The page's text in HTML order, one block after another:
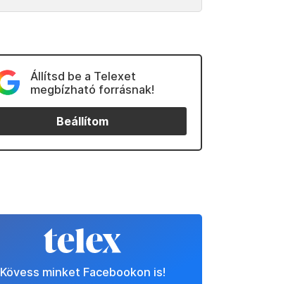
Állítsd be a Telexet
megbízható forrásnak!
Beállítom
Kövess minket Facebookon is!